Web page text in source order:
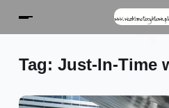
Tag: Just-In-Time